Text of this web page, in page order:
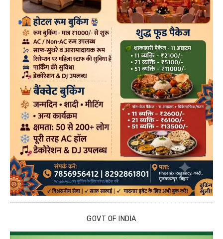
GOVT OF INDIA